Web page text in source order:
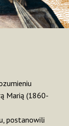
Marią (1860-
postanowili